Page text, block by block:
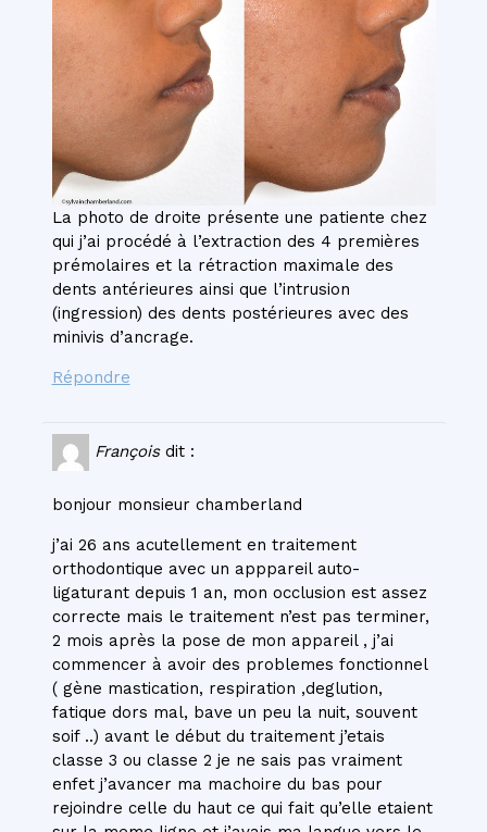
La photo de droite présente une patiente chez
qui j’ai procédé à l’extraction des 4 premières
prémolaires et la rétraction maximale des
dents antérieures ainsi que l’intrusion
(ingression) des dents postérieures avec des
minivis d’ancrage.
Répondre
François dit :
bonjour monsieur chamberland
j’ai 26 ans acutellement en traitement
orthodontique avec un apppareil auto-
ligaturant depuis 1 an, mon occlusion est assez
correcte mais le traitement n’est pas terminer,
2 mois après la pose de mon appareil , j’ai
commencer à avoir des problemes fonctionnel
( gène mastication, respiration ,deglution,
fatique dors mal, bave un peu la nuit, souvent
soif ..) avant le début du traitement j’etais
classe 3 ou classe 2 je ne sais pas vraiment
enfet j’avancer ma machoire du bas pour
rejoindre celle du haut ce qui fait qu’elle etaient